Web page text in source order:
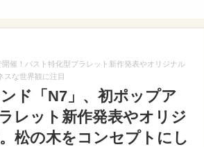
催！バスト特化型ブラレット新作発表やオリジナル
スな世界観に注目
ド「N7」、初ポップア
レット新作発表やオリジ
松の木をコンセプトにし